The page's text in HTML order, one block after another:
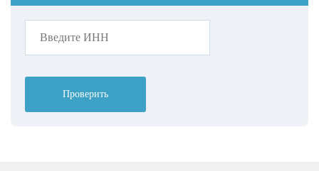
Проверить